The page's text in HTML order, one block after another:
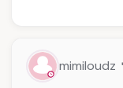
mimiloudz